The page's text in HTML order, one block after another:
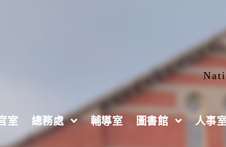
室 總務處 輔導室 圖書館 人事